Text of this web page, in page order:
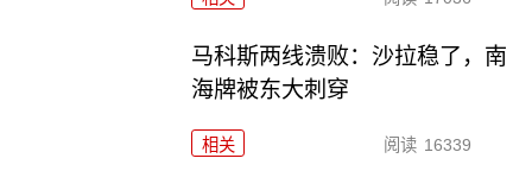
马科斯两线溃败：沙拉稳了，南
海牌被东大刺穿
相关 阅读 16339